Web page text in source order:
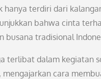
terdiri dari
bahwa cinta
busana tradisional
terlibat dalam kegiatan
cara